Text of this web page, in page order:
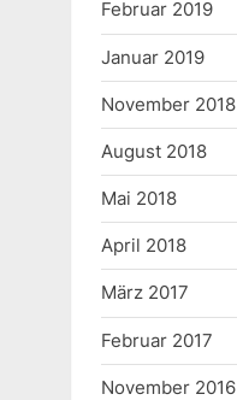
Februar 2019
Januar 2019
November 2018
August 2018
Mai 2018
April 2018
März 2017
Februar 2017
November 2016